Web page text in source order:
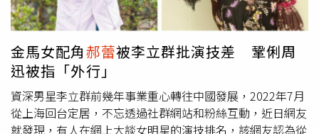
對聲浪。在張翰好不容易挺過性騷擾風波回歸，不少粉絲也
引用女演員郝蕾的話，「演員到了哪個年齡段，就該演哪個
年齡段的角色」，隔空勸他別再執著「逆齡演出」。張翰
2022年在電視劇《東八區的先生們》擔任男主角，他兼任
製作人及編劇。但劇中出現「扯女主角內衣」、「手抓女主
角胸口」等情節，女主角表現出強烈恐懼與僵硬反應，引發
「性騷擾傳言」。還有一幕他將腳卡在女方雙腿之間，當時
引發各界批評，最終他形象重挫，淡出螢幕前約3年。
金馬女配角郝蕾被李立群批演技差 鞏俐周
迅被指「外行」
資深男星李立群前幾年事業重心轉往中國發展，2022年7月
從上海回台定居，不忘透過社群網站和粉絲互動，近日網友
就發現，有人在網上大談女明星的演技排名，該網友認為從